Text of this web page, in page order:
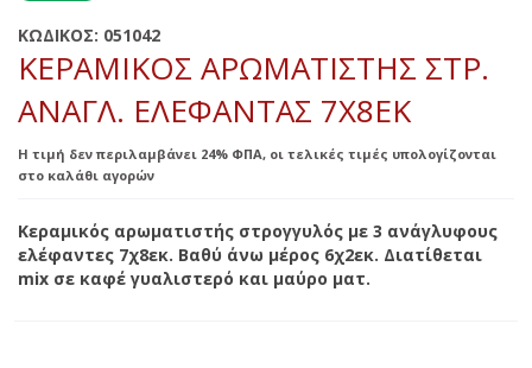
ΚΩΔΙΚΟΣ: 051042
ΚΕΡΑΜΙΚΟΣ ΑΡΩΜΑΤΙΣΤΗΣ ΣΤΡ.
ΑΝΑΓΛ. ΕΛΕΦΑΝΤΑΣ 7X8ΕΚ
Η τιμή δεν περιλαμβάνει 24% ΦΠΑ, οι τελικές τιμές υπολογίζονται
στο καλάθι αγορών
Κεραμικός αρωματιστής στρογγυλός με 3 ανάγλυφους
ελέφαντες 7χ8εκ. Βαθύ άνω μέρος 6χ2εκ. Διατίθεται
mix σε καφέ γυαλιστερό και μαύρο ματ.